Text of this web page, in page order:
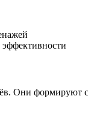
эффективности
Они